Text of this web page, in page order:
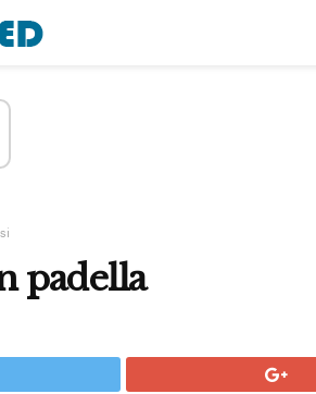
padella